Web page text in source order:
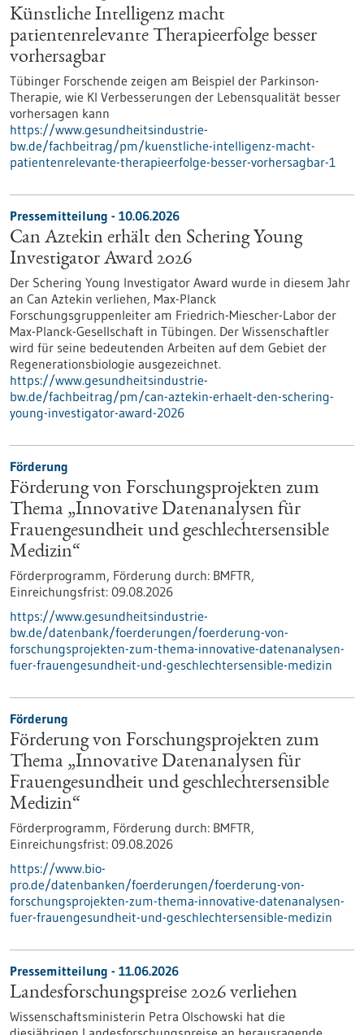
Künstliche Intelligenz macht
patientenrelevante Therapieerfolge besser
vorhersagbar
Tübinger Forschende zeigen am Beispiel der Parkinson-
Therapie, wie KI Verbesserungen der Lebensqualität besser
vorhersagen kann
https://www.gesundheitsindustrie-
bw.de/fachbeitrag/pm/kuenstliche-intelligenz-macht-
patientenrelevante-therapieerfolge-besser-vorhersagbar-1
Pressemitteilung - 10.06.2026
Can Aztekin erhält den Schering Young
Investigator Award 2026
Der Schering Young Investigator Award wurde in diesem Jahr
an Can Aztekin verliehen, Max-Planck
Forschungsgruppenleiter am Friedrich-Miescher-Labor der
Max-Planck-Gesellschaft in Tübingen. Der Wissenschaftler
wird für seine bedeutenden Arbeiten auf dem Gebiet der
Regenerationsbiologie ausgezeichnet.
https://www.gesundheitsindustrie-
bw.de/fachbeitrag/pm/can-aztekin-erhaelt-den-schering-
young-investigator-award-2026
Förderung
Förderung von Forschungsprojekten zum
Thema „Innovative Datenanalysen für
Frauengesundheit und geschlechtersensible
Medizin“
Förderprogramm, Förderung durch: BMFTR,
Einreichungsfrist: 09.08.2026
https://www.gesundheitsindustrie-
bw.de/datenbank/foerderungen/foerderung-von-
forschungsprojekten-zum-thema-innovative-datenanalysen-
fuer-frauengesundheit-und-geschlechtersensible-medizin
Förderung
Förderung von Forschungsprojekten zum
Thema „Innovative Datenanalysen für
Frauengesundheit und geschlechtersensible
Medizin“
Förderprogramm, Förderung durch: BMFTR,
Einreichungsfrist: 09.08.2026
https://www.bio-
pro.de/datenbanken/foerderungen/foerderung-von-
forschungsprojekten-zum-thema-innovative-datenanalysen-
fuer-frauengesundheit-und-geschlechtersensible-medizin
Pressemitteilung - 11.06.2026
Landesforschungspreise 2026 verliehen
Wissenschaftsministerin Petra Olschowski hat die